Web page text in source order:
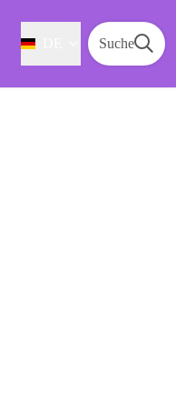
Suche